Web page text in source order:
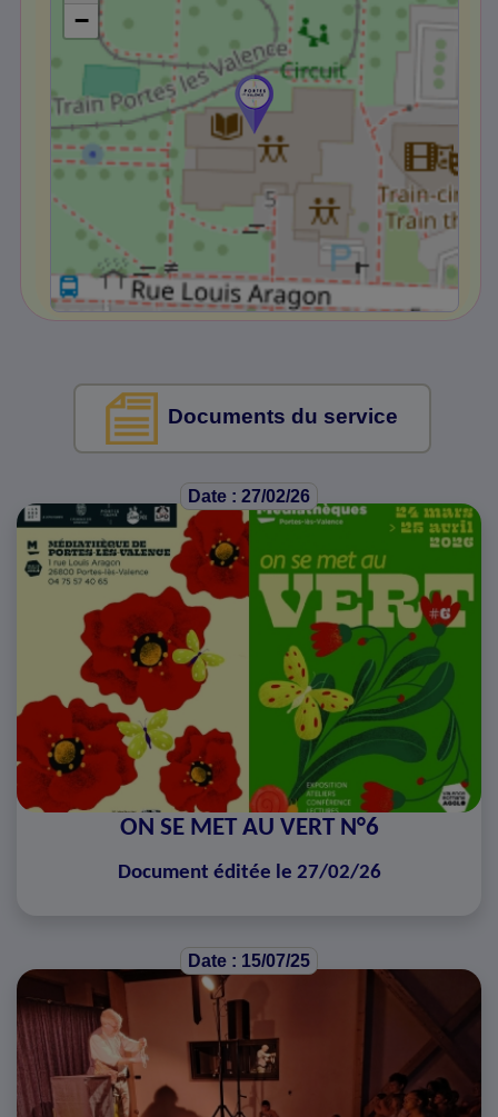
−
Documents du service
Date : 27/02/26
ON SE MET AU VERT N°6
Document éditée le 27/02/26
Date : 15/07/25